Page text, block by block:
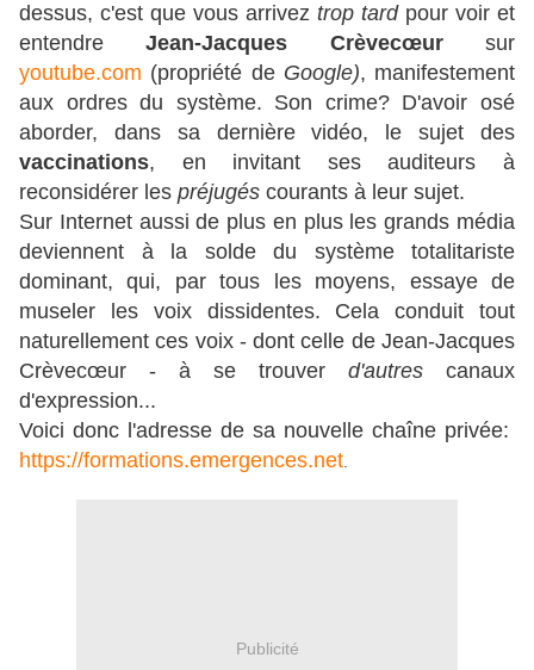
dessus, c'est que vous arrivez trop tardpour voir et
entendreJean-Jacques Crèvecœursur
youtube.com (propriété de Google), manifestement
aux ordres du système. Son crime? D'avoir osé
aborder, dans sa dernière vidéo, le sujet des
vaccinations, en invitant ses auditeurs à
reconsidérer les préjugés courants à leur sujet.
Sur Internet aussi de plus en plus les grands média
deviennent à la solde du système totalitariste
dominant, qui, par tous les moyens, essaye de
museler les voix dissidentes. Cela conduit tout
naturellement ces voix - dont celle de Jean-Jacques
Crèvecœur - à se trouver d'autres canaux
d'expression...
Voici donc l'adresse de sa nouvelle chaîne privée:
https://formations.emergences.net
Publicité